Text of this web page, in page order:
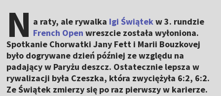
N a raty, ale rywalka Igi Świątekw 3. rundzie
French Open wreszcie została wyłoniona.
Spotkanie Chorwatki Jany Fett i Marii Bouzkovej
było dogrywane dzień później ze względu na
padający w Paryżu deszcz. Ostatecznie lepsza w
rywalizacji była Czeszka, która zwyciężyła 6:2, 6:2.
Ze Świątek zmierzy się po raz pierwszy w karierze.